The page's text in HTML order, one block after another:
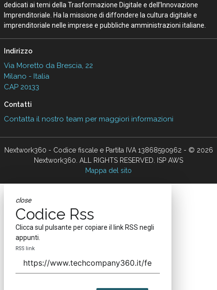
dedicati ai temi della Trasformazione Digitale e dell’Innovazione
Imprenditoriale. Ha la missione di diffondere la cultura digitale e
imprenditoriale nelle imprese e pubbliche amministrazioni italiane.
Indirizzo
Via Moretto da Brescia, 22
Milano - Italia
CAP 20133
Contatti
Contatta il nostro team per maggiori informazioni
Nextwork360 - Codice fiscale e Partita IVA 13868590962 - © 2026
Nextwork360. ALL RIGHTS RESERVED. ISP AWS
Mappa del sito
close
Codice Rss
Clicca sul pulsante per copiare il link RSS negli
appunti.
RSS link